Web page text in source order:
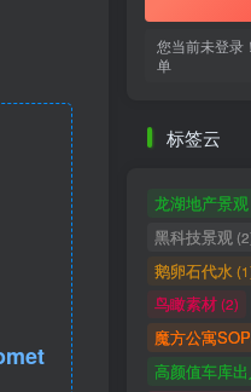
您当前未登录
单
标签云
龙湖地产景观
黑科技景观
鹅卵石代水
鸟瞰素材(2)
魔方公寓
高颜值车库出